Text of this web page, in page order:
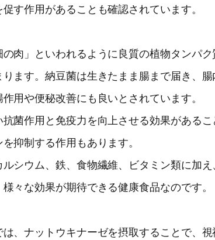
す作用があることも確認されています。
の肉」といわれるように良質の植物タンパ
ります。納豆菌は生きたまま腸まで届き、
用や便秘改善にも良いとされています。
抗菌作用と免疫力を向上させる効果がある
抑制する作用もあります。
ルシウム、鉄、食物繊維、ビタミン類に加
々な効果が期待できる健康食品なのです。
、ナットウキナーゼを摂取することで、